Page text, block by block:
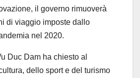
il governo rimuoverà
di viaggio imposte dallo
nel 2020.
Duc Dam ha chiesto al
dello sport e del turismo